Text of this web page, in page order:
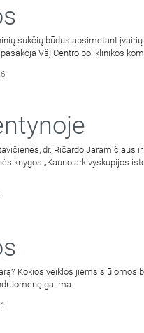
sukčių būdus apsimetant
VšĮ Centro poliklinikos
dr. Ričardo Jaramičiaus ir
knygos „Kauno arkivyskupijos
Kokios veiklos jiems siūlomos
galima